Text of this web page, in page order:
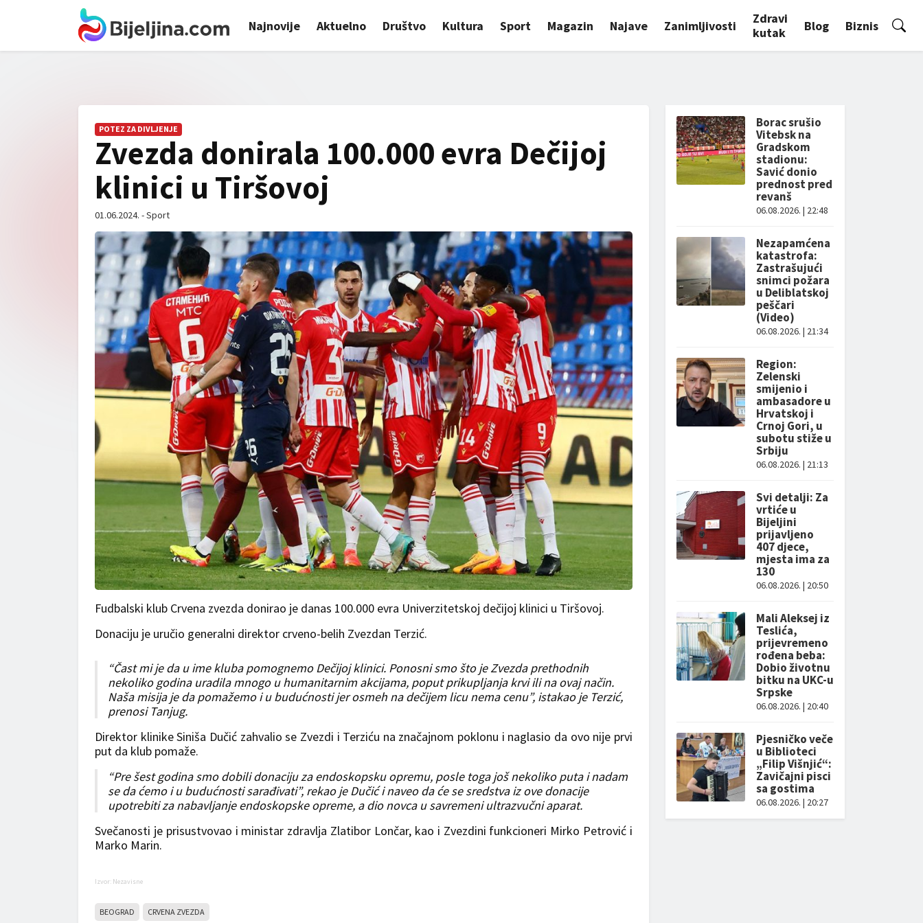
Najnovije Aktuelno Društvo Kultura Sport Magazin Najave Zanimljivosti
Zdravi
kutak
Blog Biznis
POTEZ ZA DIVLJENJE
Zvezda donirala 100.000 evra Dečijoj
klinici u Tiršovoj
01.06.2024. - Sport
Fudbalski klub Crvena zvezda donirao je danas 100.000 evra Univerzitetskoj dečijoj klinici u Tiršovoj.
Donaciju je uručio generalni direktor crveno-belih Zvezdan Terzić.
“Čast mi je da u ime kluba pomognemo Dečijoj klinici. Ponosni smo što je Zvezda prethodnih
nekoliko godina uradila mnogo u humanitarnim akcijama, poput prikupljanja krvi ili na ovaj način.
Naša misija je da pomažemo i u budućnosti jer osmeh na dečijem licu nema cenu”, istakao je Terzić,
prenosi Tanjug.
Direktor klinike Siniša Dučić zahvalio se Zvezdi i Terziću na značajnom poklonu i naglasio da ovo nije prvi
put da klub pomaže.
“Pre šest godina smo dobili donaciju za endoskopsku opremu, posle toga još nekoliko puta i nadam
se da ćemo i u budućnosti sarađivati”, rekao je Dučić i naveo da će se sredstva iz ove donacije
upotrebiti za nabavljanje endoskopske opreme, a dio novca u savremeni ultrazvučni aparat.
Svečanosti je prisustvovao i ministar zdravlja Zlatibor Lončar, kao i Zvezdini funkcioneri Mirko Petrović i
Marko Marin.
Izvor: Nezavisne
BEOGRAD CRVENA ZVEZDA
Borac srušio
Vitebsk na
Gradskom
stadionu:
Savić donio
prednost pred
revanš
06.08.2026. | 22:48
Nezapamćena
katastrofa:
Zastrašujući
snimci požara
u Deliblatskoj
peščari
(Video)
06.08.2026. | 21:34
Region:
Zelenski
smijenio i
ambasadore u
Hrvatskoj i
Crnoj Gori, u
subotu stiže u
Srbiju
06.08.2026. | 21:13
Svi detalji: Za
vrtiće u
Bijeljini
prijavljeno
407 djece,
mjesta ima za
130
06.08.2026. | 20:50
Mali Aleksej iz
Teslića,
prijevremeno
rođena beba:
Dobio životnu
bitku na UKC-u
Srpske
06.08.2026. | 20:40
Pjesničko veče
u Biblioteci
„Filip Višnjić“:
Zavičajni pisci
sa gostima
06.08.2026. | 20:27